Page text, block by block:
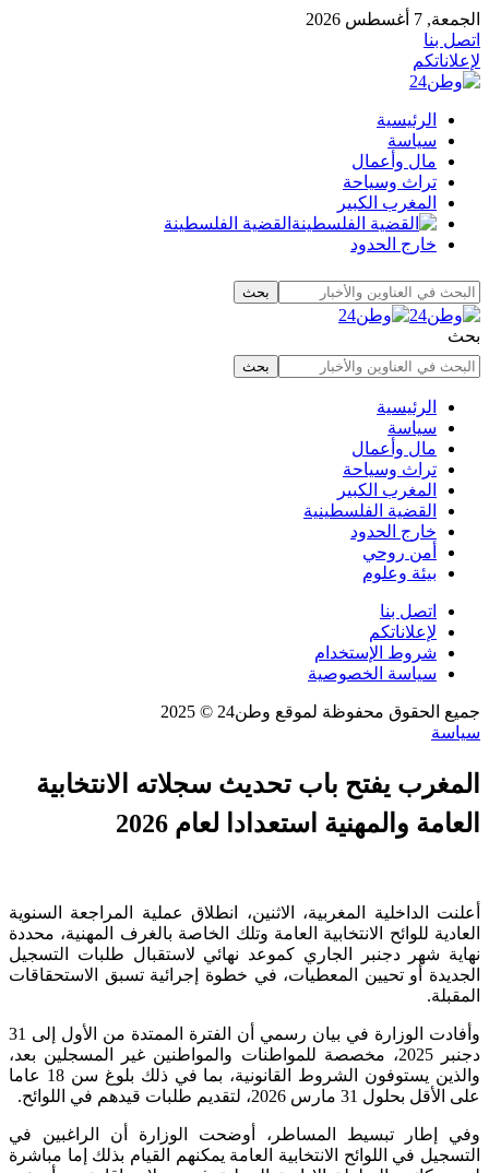
الجمعة, 7 أغسطس 2026
اتصل بنا
لإعلاناتكم
الرئيسية
سياسة
مال وأعمال
تراث وسياحة
المغرب الكبير
القضية الفلسطينة
خارج الحدود
بحث
الرئيسية
سياسة
مال وأعمال
تراث وسياحة
المغرب الكبير
القضية الفلسطينية
خارج الحدود
أمن روحي
بيئة وعلوم
اتصل بنا
لإعلاناتكم
شروط الإستخدام
سياسة الخصوصية
جميع الحقوق محفوظة لموقع وطن24 © 2025
سياسة
المغرب يفتح باب تحديث سجلاته الانتخابية
العامة والمهنية استعدادا لعام 2026
أعلنت الداخلية المغربية، الاثنين، انطلاق عملية المراجعة السنوية
العادية للوائح الانتخابية العامة وتلك الخاصة بالغرف المهنية، محددة
نهاية شهر دجنبر الجاري كموعد نهائي لاستقبال طلبات التسجيل
الجديدة أو تحيين المعطيات، في خطوة إجرائية تسبق الاستحقاقات
المقبلة.
وأفادت الوزارة في بيان رسمي أن الفترة الممتدة من الأول إلى 31
دجنبر 2025، مخصصة للمواطنات والمواطنين غير المسجلين بعد،
والذين يستوفون الشروط القانونية، بما في ذلك بلوغ سن 18 عاما
على الأقل بحلول 31 مارس 2026، لتقديم طلبات قيدهم في اللوائح.
وفي إطار تبسيط المساطر، أوضحت الوزارة أن الراغبين في
التسجيل في اللوائح الانتخابية العامة يمكنهم القيام بذلك إما مباشرة